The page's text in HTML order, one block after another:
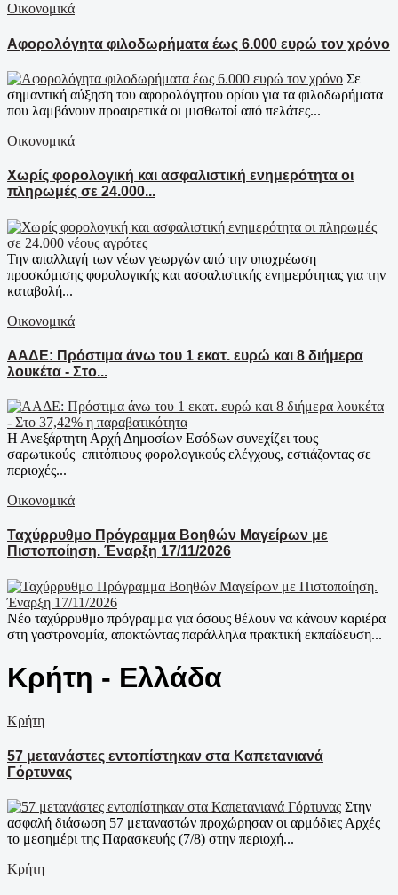
Οικονομικά
Αφορολόγητα φιλοδωρήματα έως 6.000 ευρώ τον χρόνο
Σε
σημαντική αύξηση του αφορολόγητου ορίου για τα φιλοδωρήματα
που λαμβάνουν προαιρετικά οι μισθωτοί από πελάτες...
Οικονομικά
Χωρίς φορολογική και ασφαλιστική ενημερότητα οι
πληρωμές σε 24.000...
Την απαλλαγή των νέων γεωργών από την υποχρέωση
προσκόμισης φορολογικής και ασφαλιστικής ενημερότητας για την
καταβολή...
Οικονομικά
ΑΑΔΕ: Πρόστιμα άνω του 1 εκατ. ευρώ και 8 διήμερα
λουκέτα - Στο...
Η Ανεξάρτητη Αρχή Δημοσίων Εσόδων συνεχίζει τους
σαρωτικούς επιτόπιους φορολογικούς ελέγχους, εστιάζοντας σε
περιοχές...
Οικονομικά
Ταχύρρυθμο Πρόγραμμα Βοηθών Μαγείρων με
Πιστοποίηση. Έναρξη 17/11/2026
Νέο ταχύρρυθμο πρόγραμμα για όσους θέλουν να κάνουν καριέρα
στη γαστρονομία, αποκτώντας παράλληλα πρακτική εκπαίδευση...
Κρήτη - Ελλάδα
Κρήτη
57 μετανάστες εντοπίστηκαν στα Καπετανιανά
Γόρτυνας
Στην
ασφαλή διάσωση 57 μεταναστών προχώρησαν οι αρμόδιες Αρχές
το μεσημέρι της Παρασκευής (7/8) στην περιοχή...
Κρήτη